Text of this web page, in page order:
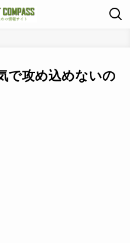
で攻め込めないの